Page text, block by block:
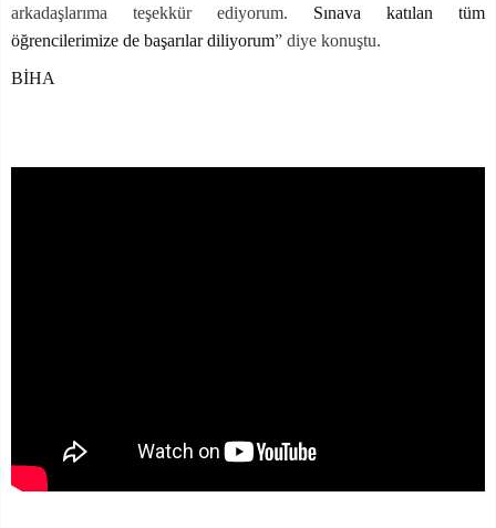
arkadaşlarıma teşekkür ediyorum. Sınava katılan tüm
öğrencilerimize de başarılar diliyorum” diye konuştu.
BİHA